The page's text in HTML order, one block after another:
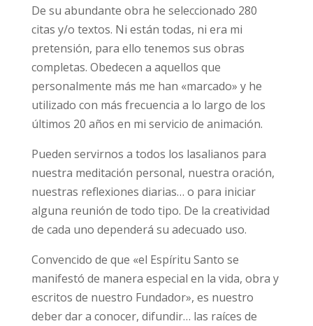
De su abundante obra he seleccionado 280
citas y/o textos. Ni están todas, ni era mi
pretensión, para ello tenemos sus obras
completas. Obedecen a aquellos que
personalmente más me han «marcado» y he
utilizado con más frecuencia a lo largo de los
últimos 20 años en mi servicio de animación.
Pueden servirnos a todos los lasalianos para
nuestra meditación personal, nuestra oración,
nuestras reflexiones diarias… o para iniciar
alguna reunión de todo tipo. De la creatividad
de cada uno dependerá su adecuado uso.
Convencido de que «el Espíritu Santo se
manifestó de manera especial en la vida, obra y
escritos de nuestro Fundador», es nuestro
deber dar a conocer, difundir… las raíces de